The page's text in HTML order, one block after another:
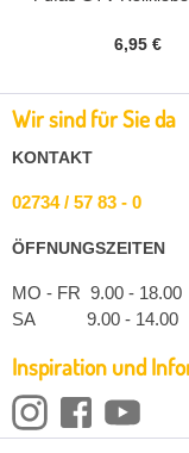
6,95 €
Wir sind für Sie da
KONTAKT
02734 / 57 83 - 0
ÖFFNUNGSZEITEN
MO - FR 9.00 - 18.00
SA 9.00 - 14.00
Inspiration und